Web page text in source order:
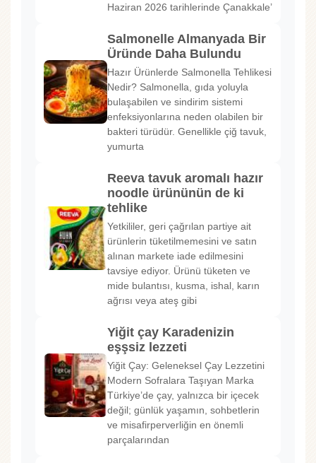
Haziran 2026 tarihlerinde Çanakkale’
Salmonelle Almanyada Bir
Üründe Daha Bulundu
Hazır Ürünlerde Salmonella Tehlikesi
Nedir? Salmonella, gıda yoluyla
bulaşabilen ve sindirim sistemi
enfeksiyonlarına neden olabilen bir
bakteri türüdür. Genellikle çiğ tavuk,
yumurta
Reeva tavuk aromalı hazır
noodle ürününün de ki
tehlike
Yetkililer, geri çağrılan partiye ait
ürünlerin tüketilmemesini ve satın
alınan markete iade edilmesini
tavsiye ediyor. Ürünü tüketen ve
mide bulantısı, kusma, ishal, karın
ağrısı veya ateş gibi
Yiğit çay Karadenizin
eşşsiz lezzeti
Yiğit Çay: Geleneksel Çay Lezzetini
Modern Sofralara Taşıyan Marka
Türkiye’de çay, yalnızca bir içecek
değil; günlük yaşamın, sohbetlerin
ve misafirperverliğin en önemli
parçalarından